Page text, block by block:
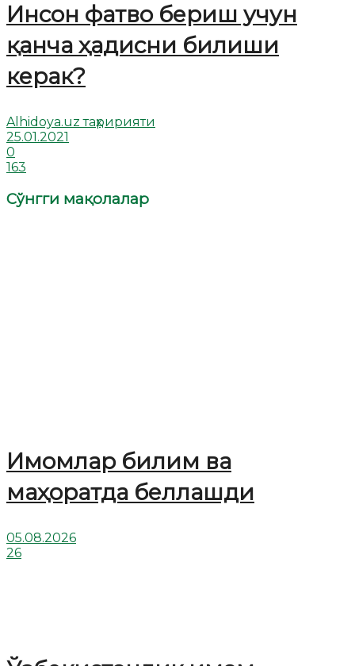
Инсон фатво бериш учун
қанча ҳадисни билиши
керак?
Alhidoya.uz таҳририяти
25.01.2021
0
163
Сўнгги мақолалар
Имомлар билим ва
маҳоратда беллашди
05.08.2026
26